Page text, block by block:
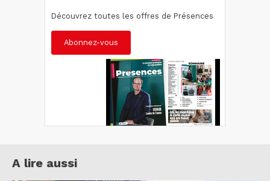
Découvrez toutes les offres de Présences
Abonnez-vous
A lire aussi